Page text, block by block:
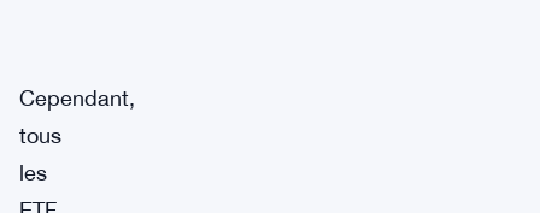
Cependant,
tous
les